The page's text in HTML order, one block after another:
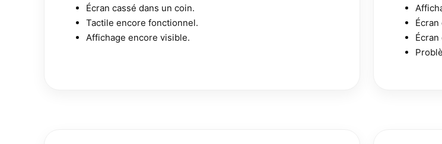
Écran cassé dans un coin.
Tactile encore fonctionnel.
Affichage encore visible.
Écran